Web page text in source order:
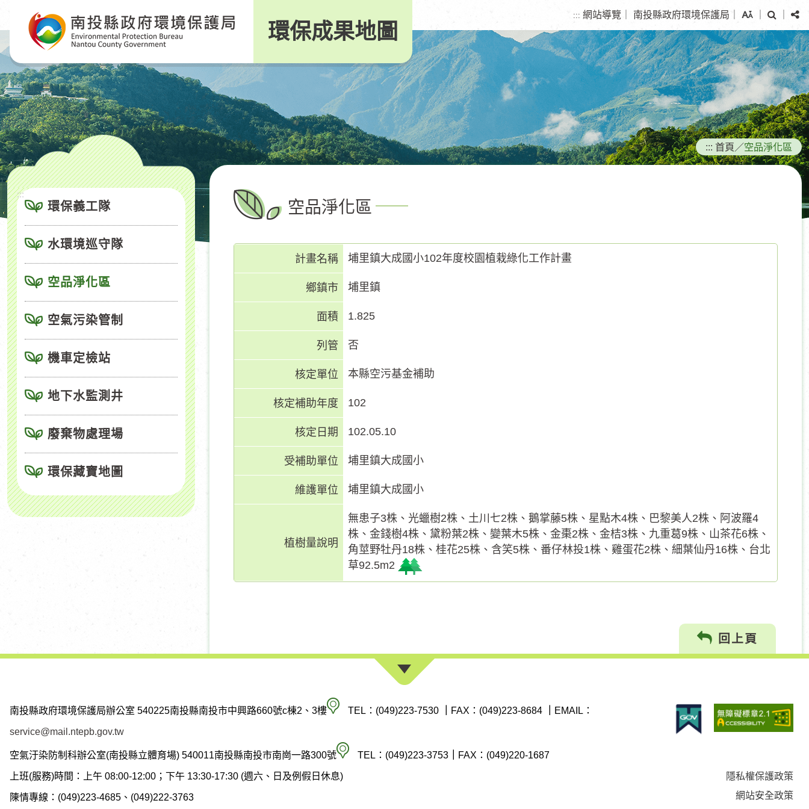
要
內
容
區
塊
環保成果地圖
::: 網站導覽 南投縣政府環境保護局
尋
分
享
:::
環保義工隊
水環境巡守隊
空品淨化區
空氣污染管制
機車定檢站
地下水監測井
廢棄物處理場
環保藏寶地圖
::: 首頁 ／空品淨化區
空品淨化區
計畫名稱 埔里鎮大成國小102年度校園植栽綠化工作計畫
鄉鎮市 埔里鎮
面積 1.825
列管 否
核定單位 本縣空污基金補助
核定補助年度 102
核定日期 102.05.10
受補助單位 埔里鎮大成國小
維護單位 埔里鎮大成國小
植樹量說明
無患子3株、光蠟樹2株、土川七2株、鵝掌藤5株、星點木4株、巴黎美人2株、阿波羅4
株、金錢樹4株、黛粉葉2株、變葉木5株、金棗2株、金桔3株、九重葛9株、山茶花6株、
角莖野牡丹18株、桂花25株、含笑5株、番仔林投1株、雞蛋花2株、細葉仙丹16株、台北
草92.5m2
回上頁
南投縣政府環境保護局辦公室 540225南投縣南投市中興路660號c棟2、3樓南
縣
政
TEL：(049)223-7530 FAX：(049)223-8684 EMAIL：
service@mail.ntepb.gov.tw
空氣汙染防制科辦公室(南投縣立體育場) 540011南投縣南投市南崗一路300號空
氣
TEL：(049)223-3753 FAX：(049)220-1687
上班(服務)時間：上午 08:00-12:00；下午 13:30-17:30 (週六、日及例假日休息)
陳情專線：(049)223-4685、(049)222-3763
隱私權保護政策
網站安全政策